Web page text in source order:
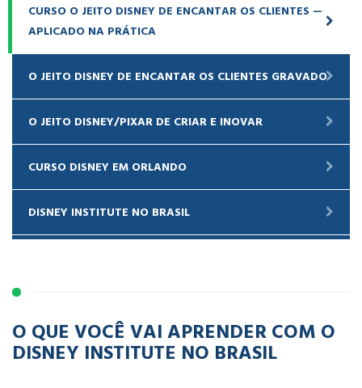
CURSO O JEITO DISNEY DE ENCANTAR OS CLIENTES —
APLICADO NA PRÁTICA
O JEITO DISNEY DE ENCANTAR OS CLIENTES GRAVADO
O JEITO DISNEY/PIXAR DE CRIAR E INOVAR
CURSO DISNEY EM ORLANDO
DISNEY INSTITUTE NO BRASIL
O QUE VOCÊ VAI APRENDER COM O
DISNEY INSTITUTE NO BRASIL